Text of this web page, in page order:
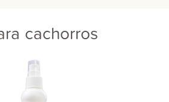
cachorros